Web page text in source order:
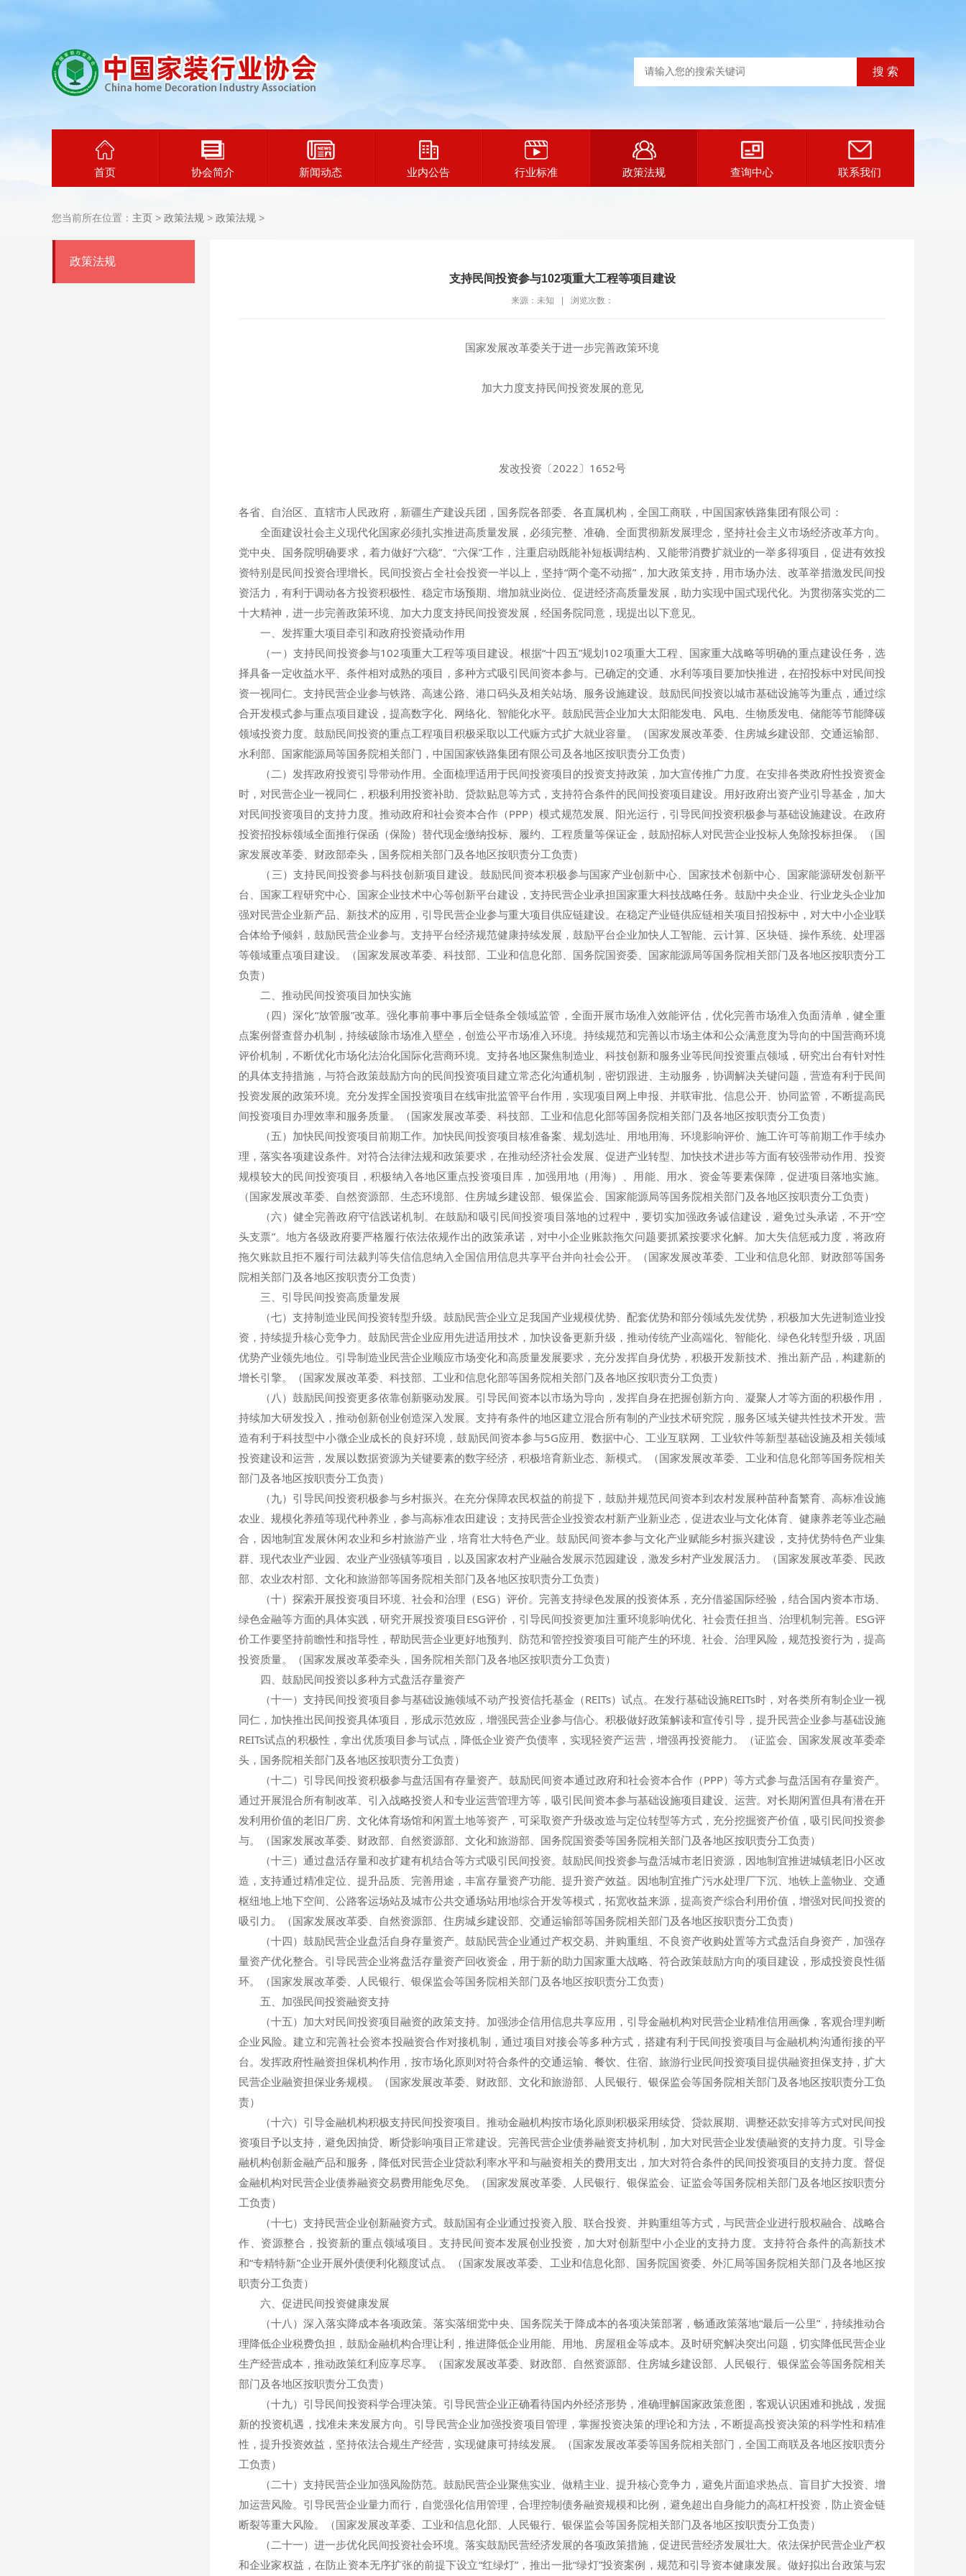
首页 协会简介 新闻动态 业内公告 行业标准 政策法规 查询中心 联系我们
您当前所在位置： 主页 > 政策法规 > 政策法规 >
政策法规
支持民间投资参与102项重大工程等项目建设
来源：未知 浏览次数：
国家发展改革委关于进一步完善政策环境
加大力度支持民间投资发展的意见
发改投资〔2022〕1652号
各省、自治区、直辖市人民政府，新疆生产建设兵团，国务院各部委、各直属机构，全国工商联，中国国家铁路集团有限公司：
全面建设社会主义现代化国家必须扎实推进高质量发展，必须完整、准确、全面贯彻新发展理念，坚持社会主义市场经济改革方向。
党中央、国务院明确要求，着力做好“六稳”、“六保”工作，注重启动既能补短板调结构、又能带消费扩就业的一举多得项目，促进有效投
资特别是民间投资合理增长。民间投资占全社会投资一半以上，坚持“两个毫不动摇”，加大政策支持，用市场办法、改革举措激发民间投
资活力，有利于调动各方投资积极性、稳定市场预期、增加就业岗位、促进经济高质量发展，助力实现中国式现代化。为贯彻落实党的二
十大精神，进一步完善政策环境、加大力度支持民间投资发展，经国务院同意，现提出以下意见。
一、发挥重大项目牵引和政府投资撬动作用
（一）支持民间投资参与102项重大工程等项目建设。根据“十四五”规划102项重大工程、国家重大战略等明确的重点建设任务，选
择具备一定收益水平、条件相对成熟的项目，多种方式吸引民间资本参与。已确定的交通、水利等项目要加快推进，在招投标中对民间投
资一视同仁。支持民营企业参与铁路、高速公路、港口码头及相关站场、服务设施建设。鼓励民间投资以城市基础设施等为重点，通过综
合开发模式参与重点项目建设，提高数字化、网络化、智能化水平。鼓励民营企业加大太阳能发电、风电、生物质发电、储能等节能降碳
领域投资力度。鼓励民间投资的重点工程项目积极采取以工代赈方式扩大就业容量。（国家发展改革委、住房城乡建设部、交通运输部、
水利部、国家能源局等国务院相关部门，中国国家铁路集团有限公司及各地区按职责分工负责）
（二）发挥政府投资引导带动作用。全面梳理适用于民间投资项目的投资支持政策，加大宣传推广力度。在安排各类政府性投资资金
时，对民营企业一视同仁，积极利用投资补助、贷款贴息等方式，支持符合条件的民间投资项目建设。用好政府出资产业引导基金，加大
对民间投资项目的支持力度。推动政府和社会资本合作（PPP）模式规范发展、阳光运行，引导民间投资积极参与基础设施建设。在政府
投资招投标领域全面推行保函（保险）替代现金缴纳投标、履约、工程质量等保证金，鼓励招标人对民营企业投标人免除投标担保。（国
家发展改革委、财政部牵头，国务院相关部门及各地区按职责分工负责）
（三）支持民间投资参与科技创新项目建设。鼓励民间资本积极参与国家产业创新中心、国家技术创新中心、国家能源研发创新平
台、国家工程研究中心、国家企业技术中心等创新平台建设，支持民营企业承担国家重大科技战略任务。鼓励中央企业、行业龙头企业加
强对民营企业新产品、新技术的应用，引导民营企业参与重大项目供应链建设。在稳定产业链供应链相关项目招投标中，对大中小企业联
合体给予倾斜，鼓励民营企业参与。支持平台经济规范健康持续发展，鼓励平台企业加快人工智能、云计算、区块链、操作系统、处理器
等领域重点项目建设。（国家发展改革委、科技部、工业和信息化部、国务院国资委、国家能源局等国务院相关部门及各地区按职责分工
负责）
二、推动民间投资项目加快实施
（四）深化“放管服”改革。强化事前事中事后全链条全领域监管，全面开展市场准入效能评估，优化完善市场准入负面清单，健全重
点案例督查督办机制，持续破除市场准入壁垒，创造公平市场准入环境。持续规范和完善以市场主体和公众满意度为导向的中国营商环境
评价机制，不断优化市场化法治化国际化营商环境。支持各地区聚焦制造业、科技创新和服务业等民间投资重点领域，研究出台有针对性
的具体支持措施，与符合政策鼓励方向的民间投资项目建立常态化沟通机制，密切跟进、主动服务，协调解决关键问题，营造有利于民间
投资发展的政策环境。充分发挥全国投资项目在线审批监管平台作用，实现项目网上申报、并联审批、信息公开、协同监管，不断提高民
间投资项目办理效率和服务质量。（国家发展改革委、科技部、工业和信息化部等国务院相关部门及各地区按职责分工负责）
（五）加快民间投资项目前期工作。加快民间投资项目核准备案、规划选址、用地用海、环境影响评价、施工许可等前期工作手续办
理，落实各项建设条件。对符合法律法规和政策要求，在推动经济社会发展、促进产业转型、加快技术进步等方面有较强带动作用、投资
规模较大的民间投资项目，积极纳入各地区重点投资项目库，加强用地（用海）、用能、用水、资金等要素保障，促进项目落地实施。
（国家发展改革委、自然资源部、生态环境部、住房城乡建设部、银保监会、国家能源局等国务院相关部门及各地区按职责分工负责）
（六）健全完善政府守信践诺机制。在鼓励和吸引民间投资项目落地的过程中，要切实加强政务诚信建设，避免过头承诺，不开“空
头支票”。地方各级政府要严格履行依法依规作出的政策承诺，对中小企业账款拖欠问题要抓紧按要求化解。加大失信惩戒力度，将政府
拖欠账款且拒不履行司法裁判等失信信息纳入全国信用信息共享平台并向社会公开。（国家发展改革委、工业和信息化部、财政部等国务
院相关部门及各地区按职责分工负责）
三、引导民间投资高质量发展
（七）支持制造业民间投资转型升级。鼓励民营企业立足我国产业规模优势、配套优势和部分领域先发优势，积极加大先进制造业投
资，持续提升核心竞争力。鼓励民营企业应用先进适用技术，加快设备更新升级，推动传统产业高端化、智能化、绿色化转型升级，巩固
优势产业领先地位。引导制造业民营企业顺应市场变化和高质量发展要求，充分发挥自身优势，积极开发新技术、推出新产品，构建新的
增长引擎。（国家发展改革委、科技部、工业和信息化部等国务院相关部门及各地区按职责分工负责）
（八）鼓励民间投资更多依靠创新驱动发展。引导民间资本以市场为导向，发挥自身在把握创新方向、凝聚人才等方面的积极作用，
持续加大研发投入，推动创新创业创造深入发展。支持有条件的地区建立混合所有制的产业技术研究院，服务区域关键共性技术开发。营
造有利于科技型中小微企业成长的良好环境，鼓励民间资本参与5G应用、数据中心、工业互联网、工业软件等新型基础设施及相关领域
投资建设和运营，发展以数据资源为关键要素的数字经济，积极培育新业态、新模式。（国家发展改革委、工业和信息化部等国务院相关
部门及各地区按职责分工负责）
（九）引导民间投资积极参与乡村振兴。在充分保障农民权益的前提下，鼓励并规范民间资本到农村发展种苗种畜繁育、高标准设施
农业、规模化养殖等现代种养业，参与高标准农田建设；支持民营企业投资农村新产业新业态，促进农业与文化体育、健康养老等业态融
合，因地制宜发展休闲农业和乡村旅游产业，培育壮大特色产业。鼓励民间资本参与文化产业赋能乡村振兴建设，支持优势特色产业集
群、现代农业产业园、农业产业强镇等项目，以及国家农村产业融合发展示范园建设，激发乡村产业发展活力。（国家发展改革委、民政
部、农业农村部、文化和旅游部等国务院相关部门及各地区按职责分工负责）
（十）探索开展投资项目环境、社会和治理（ESG）评价。完善支持绿色发展的投资体系，充分借鉴国际经验，结合国内资本市场、
绿色金融等方面的具体实践，研究开展投资项目ESG评价，引导民间投资更加注重环境影响优化、社会责任担当、治理机制完善。ESG评
价工作要坚持前瞻性和指导性，帮助民营企业更好地预判、防范和管控投资项目可能产生的环境、社会、治理风险，规范投资行为，提高
投资质量。（国家发展改革委牵头，国务院相关部门及各地区按职责分工负责）
四、鼓励民间投资以多种方式盘活存量资产
（十一）支持民间投资项目参与基础设施领域不动产投资信托基金（REITs）试点。在发行基础设施REITs时，对各类所有制企业一视
同仁，加快推出民间投资具体项目，形成示范效应，增强民营企业参与信心。积极做好政策解读和宣传引导，提升民营企业参与基础设施
REITs试点的积极性，拿出优质项目参与试点，降低企业资产负债率，实现轻资产运营，增强再投资能力。（证监会、国家发展改革委牵
头，国务院相关部门及各地区按职责分工负责）
（十二）引导民间投资积极参与盘活国有存量资产。鼓励民间资本通过政府和社会资本合作（PPP）等方式参与盘活国有存量资产。
通过开展混合所有制改革、引入战略投资人和专业运营管理方等，吸引民间资本参与基础设施项目建设、运营。对长期闲置但具有潜在开
发利用价值的老旧厂房、文化体育场馆和闲置土地等资产，可采取资产升级改造与定位转型等方式，充分挖掘资产价值，吸引民间投资参
与。（国家发展改革委、财政部、自然资源部、文化和旅游部、国务院国资委等国务院相关部门及各地区按职责分工负责）
（十三）通过盘活存量和改扩建有机结合等方式吸引民间投资。鼓励民间投资参与盘活城市老旧资源，因地制宜推进城镇老旧小区改
造，支持通过精准定位、提升品质、完善用途，丰富存量资产功能、提升资产效益。因地制宜推广污水处理厂下沉、地铁上盖物业、交通
枢纽地上地下空间、公路客运场站及城市公共交通场站用地综合开发等模式，拓宽收益来源，提高资产综合利用价值，增强对民间投资的
吸引力。（国家发展改革委、自然资源部、住房城乡建设部、交通运输部等国务院相关部门及各地区按职责分工负责）
（十四）鼓励民营企业盘活自身存量资产。鼓励民营企业通过产权交易、并购重组、不良资产收购处置等方式盘活自身资产，加强存
量资产优化整合。引导民营企业将盘活存量资产回收资金，用于新的助力国家重大战略、符合政策鼓励方向的项目建设，形成投资良性循
环。（国家发展改革委、人民银行、银保监会等国务院相关部门及各地区按职责分工负责）
五、加强民间投资融资支持
（十五）加大对民间投资项目融资的政策支持。加强涉企信用信息共享应用，引导金融机构对民营企业精准信用画像，客观合理判断
企业风险。建立和完善社会资本投融资合作对接机制，通过项目对接会等多种方式，搭建有利于民间投资项目与金融机构沟通衔接的平
台。发挥政府性融资担保机构作用，按市场化原则对符合条件的交通运输、餐饮、住宿、旅游行业民间投资项目提供融资担保支持，扩大
民营企业融资担保业务规模。（国家发展改革委、财政部、文化和旅游部、人民银行、银保监会等国务院相关部门及各地区按职责分工负
责）
（十六）引导金融机构积极支持民间投资项目。推动金融机构按市场化原则积极采用续贷、贷款展期、调整还款安排等方式对民间投
资项目予以支持，避免因抽贷、断贷影响项目正常建设。完善民营企业债券融资支持机制，加大对民营企业发债融资的支持力度。引导金
融机构创新金融产品和服务，降低对民营企业贷款利率水平和与融资相关的费用支出，加大对符合条件的民间投资项目的支持力度。督促
金融机构对民营企业债券融资交易费用能免尽免。（国家发展改革委、人民银行、银保监会、证监会等国务院相关部门及各地区按职责分
工负责）
（十七）支持民营企业创新融资方式。鼓励国有企业通过投资入股、联合投资、并购重组等方式，与民营企业进行股权融合、战略合
作、资源整合，投资新的重点领域项目。支持民间资本发展创业投资，加大对创新型中小企业的支持力度。支持符合条件的高新技术
和“专精特新”企业开展外债便利化额度试点。（国家发展改革委、工业和信息化部、国务院国资委、外汇局等国务院相关部门及各地区按
职责分工负责）
六、促进民间投资健康发展
（十八）深入落实降成本各项政策。落实落细党中央、国务院关于降成本的各项决策部署，畅通政策落地“最后一公里”，持续推动合
理降低企业税费负担，鼓励金融机构合理让利，推进降低企业用能、用地、房屋租金等成本。及时研究解决突出问题，切实降低民营企业
生产经营成本，推动政策红利应享尽享。（国家发展改革委、财政部、自然资源部、住房城乡建设部、人民银行、银保监会等国务院相关
部门及各地区按职责分工负责）
（十九）引导民间投资科学合理决策。引导民营企业正确看待国内外经济形势，准确理解国家政策意图，客观认识困难和挑战，发掘
新的投资机遇，找准未来发展方向。引导民营企业加强投资项目管理，掌握投资决策的理论和方法，不断提高投资决策的科学性和精准
性，提升投资效益，坚持依法合规生产经营，实现健康可持续发展。（国家发展改革委等国务院相关部门，全国工商联及各地区按职责分
工负责）
（二十）支持民营企业加强风险防范。鼓励民营企业聚焦实业、做精主业、提升核心竞争力，避免片面追求热点、盲目扩大投资、增
加运营风险。引导民营企业量力而行，自觉强化信用管理，合理控制债务融资规模和比例，避免超出自身能力的高杠杆投资，防止资金链
断裂等重大风险。（国家发展改革委、工业和信息化部、人民银行、银保监会等国务院相关部门及各地区按职责分工负责）
（二十一）进一步优化民间投资社会环境。落实鼓励民营经济发展的各项政策措施，促进民营经济发展壮大。依法保护民营企业产权
和企业家权益，在防止资本无序扩张的前提下设立“红绿灯”，推出一批“绿灯”投资案例，规范和引导资本健康发展。做好拟出台政策与宏